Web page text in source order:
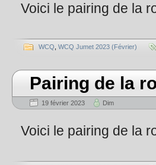
Voici le pairing de la
WCQ WCQ Jumet 2023 (Février)
Pairing de la
19 février 2023 Dim
Voici le pairing de la